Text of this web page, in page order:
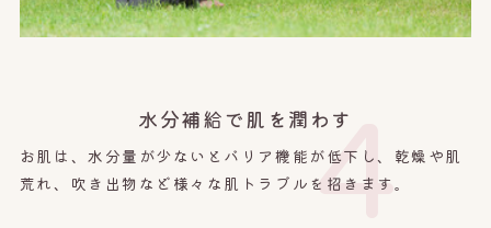
水分補給で肌を潤わす4
お肌は、水分量が少ないとバリア機能が低下し、乾燥や肌
荒れ、吹き出物など様々な肌トラブルを招きます。